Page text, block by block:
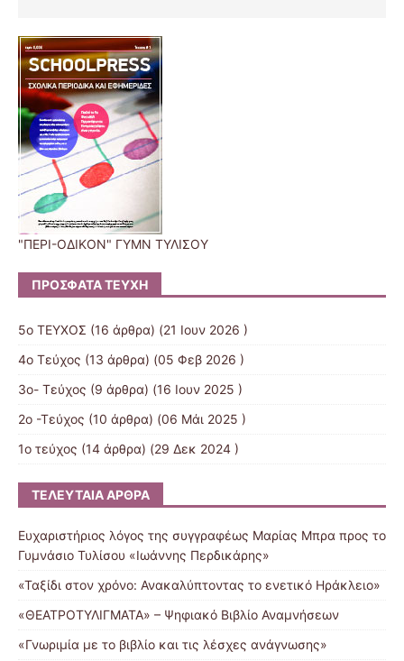
"ΠΕΡΙ-ΟΔΙΚΟΝ" ΓΥΜΝ ΤΥΛΙΣΟΥ
ΠΡΌΣΦΑΤΑ ΤΕΎΧΗ
5ο ΤΕΥΧΟΣ (16 άρθρα) (21 Ιουν 2026 )
4ο Τεύχος (13 άρθρα) (05 Φεβ 2026 )
3o- Τεύχος (9 άρθρα) (16 Ιουν 2025 )
2ο -Τεύχος (10 άρθρα) (06 Μάι 2025 )
1ο τεύχος (14 άρθρα) (29 Δεκ 2024 )
ΤΕΛΕΥΤΑΊΑ ΆΡΘΡΑ
Ευχαριστήριος λόγος της συγγραφέως Μαρίας Μπρα προς το
Γυμνάσιο Τυλίσου «Ιωάννης Περδικάρης»
«Ταξίδι στον χρόνο: Ανακαλύπτοντας το ενετικό Ηράκλειο»
«ΘΕΑΤΡΟΤΥΛΙΓΜΑΤΑ» – Ψηφιακό Βιβλίο Αναμνήσεων
«Γνωριμία με το βιβλίο και τις λέσχες ανάγνωσης»